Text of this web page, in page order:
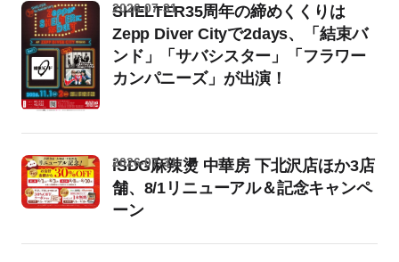
SHELTER35周年の締めくくりは
Zepp Diver Cityで2days、「結束バ
ンド」「サバシスター」「フラワー
カンパニーズ」が出演！
2026-07-31
iSDG麻辣燙 中華房 下北沢店ほか3店
舗、8/1リニューアル＆記念キャンペ
ーン
2026-07-31